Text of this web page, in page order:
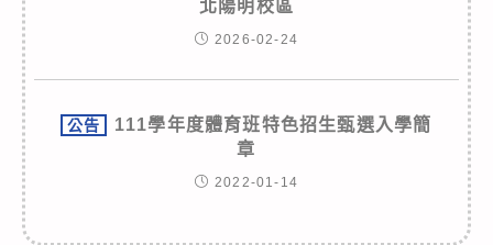
北陽明校區
2026-02-24
公告
111學年度體育班特色招生甄選入學簡
章
2022-01-14